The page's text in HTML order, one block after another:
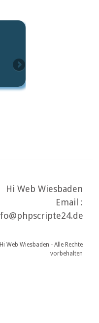
Hi Web Wiesbaden
Email :
Web Wiesbaden - Alle Rechte
vorbehalten